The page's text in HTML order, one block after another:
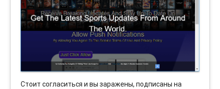
Стоит согласиться и вы заражены, подписаны на